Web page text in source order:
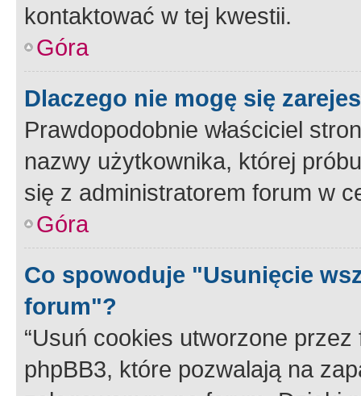
kontaktować w tej kwestii.
Góra
Dlaczego nie mogę się
Prawdopodobnie właściciel
nazwy użytkownika, której
się z administratorem forum w
Góra
Co spowoduje "Usunięcie
forum"?
“Usuń cookies utworzone
phpBB3, które pozwalają na